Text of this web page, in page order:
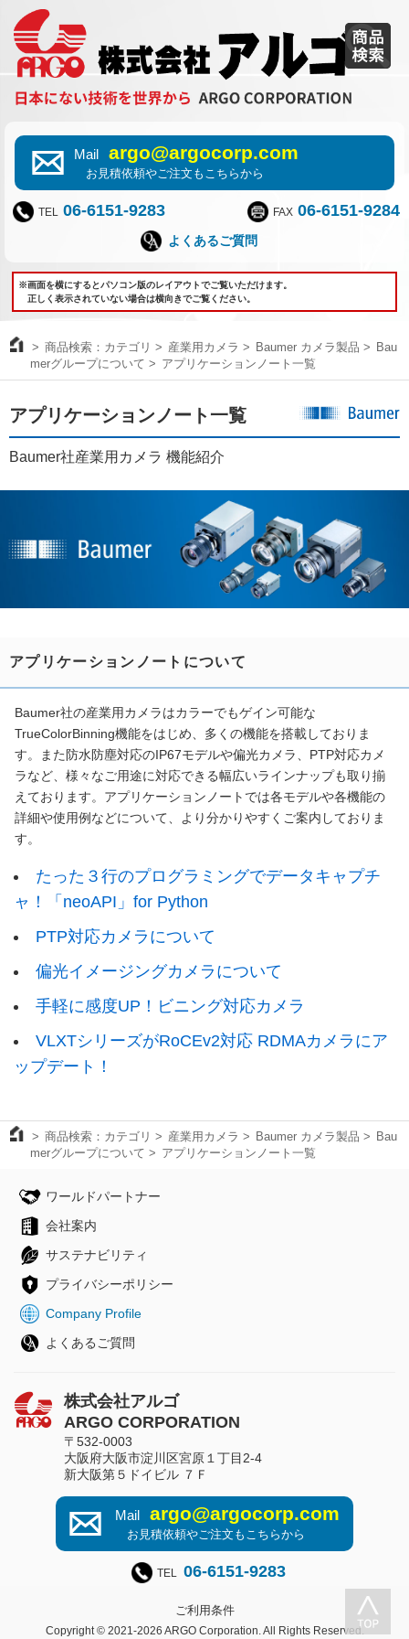
Mail argo@argocorp.com
お見積依頼やご注文もこちらから
TEL 06-6151-9283 FAX 06-6151-9284
よくあるご質問
※画面を横にするとパソコン版のレイアウトでご覧いただけます。
正しく表示されていない場合は横向きでご覧ください。
商品検索：カテゴリ 産業用カメラ Baumer カメラ製品
Bau
merグループについて
アプリケーションノート一覧
アプリケーションノート一覧
Baumer社産業用カメラ 機能紹介
アプリケーションノートについて
Baumer社の産業用カメラはカラーでもゲイン可能な
TrueColorBinning機能をはじめ、多くの機能を搭載しておりま
す。また防水防塵対応のIP67モデルや偏光カメラ、PTP対応カメ
ラなど、様々なご用途に対応できる幅広いラインナップも取り揃
えております。アプリケーションノートでは各モデルや各機能の
詳細や使用例などについて、より分かりやすくご案内しておりま
す。
たった３行のプログラミングでデータキャプチ
ャ！「neoAPI」for Python
PTP対応カメラについて
偏光イメージングカメラについて
手軽に感度UP！ビニング対応カメラ
VLXTシリーズがRoCEv2対応 RDMAカメラにア
ップデート！
商品検索：カテゴリ 産業用カメラ Baumer カメラ製品
Bau
merグループについて
アプリケーションノート一覧
ワールドパートナー
会社案内
サステナビリティ
プライバシーポリシー
Company Profile
よくあるご質問
株式会社アルゴ
ARGO CORPORATION
〒532-0003
大阪府大阪市淀川区宮原１丁目2-4
新大阪第５ドイビル ７Ｆ
Mail argo@argocorp.com
お見積依頼やご注文もこちらから
TEL 06-6151-9283
ご利用条件
Copyright © 2021-2026 ARGO Corporation. All Rights Reserved.